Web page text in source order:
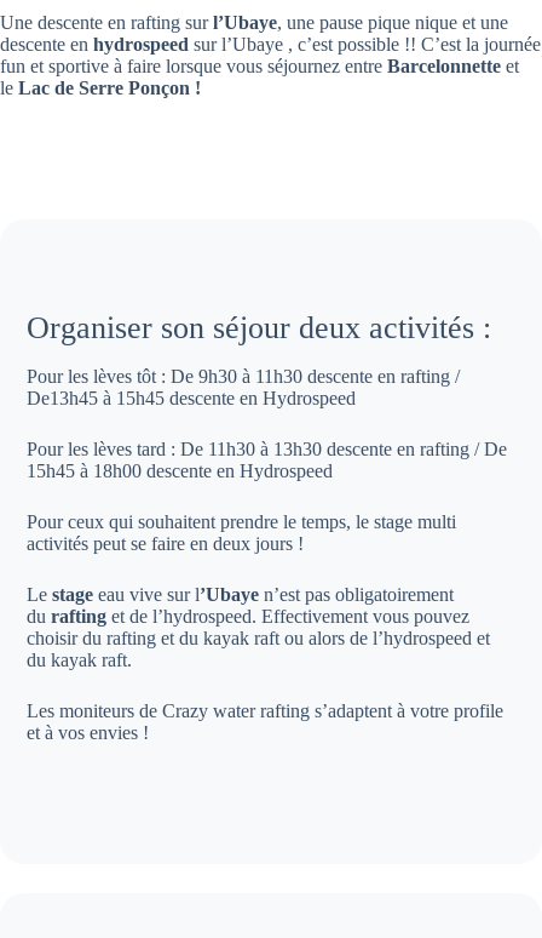
Une descente en rafting surl’Ubaye, une pause pique nique et une
descente en hydrospeed sur l’Ubaye , c’est possible !! C’est la journée
fun et sportive à faire lorsque vous séjournez entre Barcelonnette et
le Lac de Serre Ponçon !
Organiser son séjour deux activités :
Pour les lèves tôt : De 9h30 à 11h30 descente en rafting /
De13h45 à 15h45 descente en Hydrospeed
Pour les lèves tard : De 11h30 à 13h30 descente en rafting / De
15h45 à 18h00 descente en Hydrospeed
Pour ceux qui souhaitent prendre le temps, le stage multi
activités peut se faire en deux jours !
Lestage eau vive sur l’Ubaye n’est pas obligatoirement
durafting et de l’hydrospeed. Effectivement vous pouvez
choisir du rafting et du kayak raft ou alors de l’hydrospeed et
du kayak raft.
Les moniteurs de Crazy water rafting s’adaptent à votre profile
et à vos envies !